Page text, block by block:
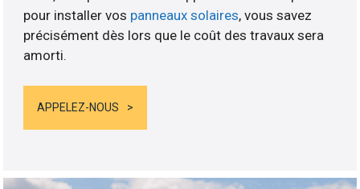
pour installer vos panneaux solaires, vous savez
précisément dès lors que le coût des travaux sera
amorti.
APPELEZ-NOUS